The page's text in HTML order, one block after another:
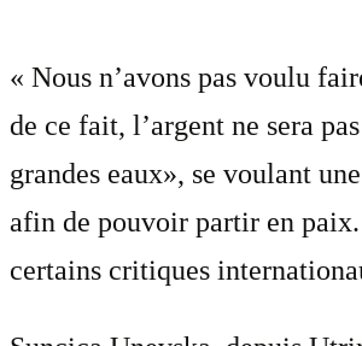
« Nous n’avons pas voulu
de ce fait, l’argent ne sera
grandes eaux», se voulant
afin de pouvoir partir en
certains critiques